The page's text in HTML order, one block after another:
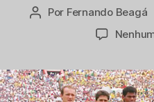
Autor
Por Fernando Beagá